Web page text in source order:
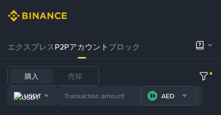
エクスプレスP2Pアカウント ブロック
購入 売却
USDT AED